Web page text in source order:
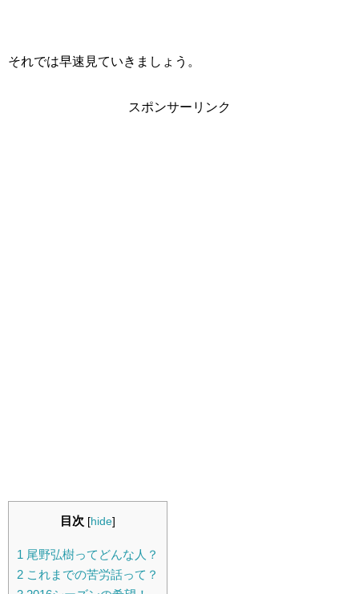
それでは早速見ていきましょう。
スポンサーリンク
目次 [hide]
1 尾野弘樹ってどんな人？
2 これまでの苦労話って？